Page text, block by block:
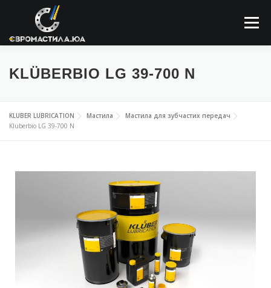
Меню
ПРО КОМПАНІЮ МАСТИЛЬНІ МАТЕРІАЛИ
ЗАСТОСОВУННЯ НОВИНИ КОНТАКТИ
KLÜBERBIO LG 39-700 N
KLUBER LUBRICATION Мастила
Мастила для зубчастих передач
Klüberbio LG 39-700 N